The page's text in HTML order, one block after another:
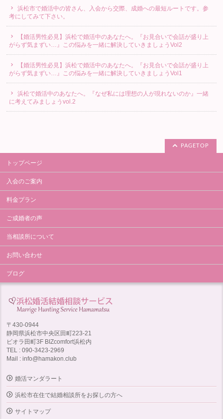
浜松市で婚活中の皆さん、入会から交際、成婚への最短ルートです。参
考にしてみて下さい。
【婚活男性必見】浜松で婚活中のあなたへ。『お見合いで会話が盛り上
がらず気まずい…』この悩みを一緒に解決していきましょうVol2
【婚活男性必見】浜松で婚活中のあなたへ。『お見合いで会話が盛り上
がらず気まずい…』この悩みを一緒に解決していきましょうVol1
浜松で婚活中のあなたへ。『なぜ私には理想の人が現れないのか』一緒
に考えてみましょうvol.2
PAGETOP
トップページ
入会のご案内
料金プラン
ご成婚者の声
当相談所について
お問い合わせ
ブログ
〒430-0944
静岡県浜松市中央区田町223-21
ビオラ田町3F BIZcomfort浜松内
TEL : 090-3423-2969
Mail : info@hamakon.club
婚活マンダラート
浜松市在住で結婚相談所をお探しの方へ
サイトマップ